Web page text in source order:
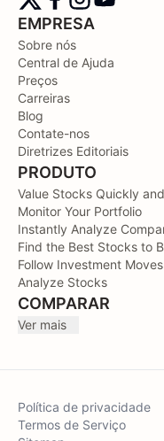
EMPRESA
Sobre nós
Central de Ajuda
Preços
Carreiras
Blog
Contate-nos
Diretrizes Editoriais
PRODUTO
Value Stocks Quickly
Monitor Your Portfolio
Instantly Analyze
Find the Best Stocks to
Follow Investment
Analyze Stocks
COMPARAR
Ver mais
Política de privacidade
Termos de Serviço